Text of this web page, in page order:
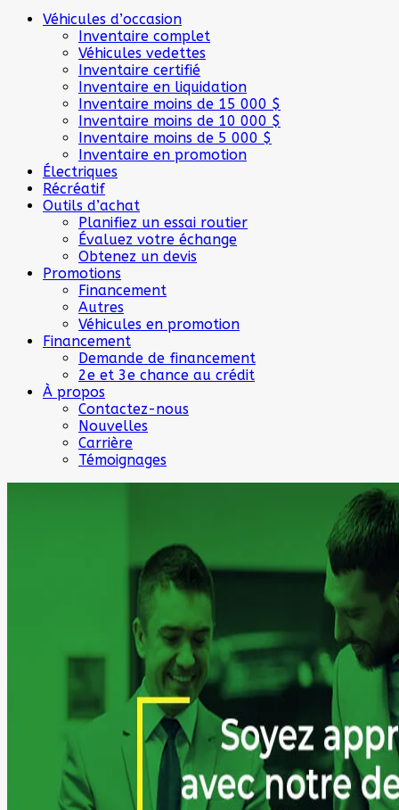
Véhicules d’occasion
Inventaire complet
Véhicules vedettes
Inventaire certifié
Inventaire en liquidation
Inventaire moins de 15 000 $
Inventaire moins de 10 000 $
Inventaire moins de 5 000 $
Inventaire en promotion
Électriques
Récréatif
Outils d’achat
Planifiez un essai routier
Évaluez votre échange
Obtenez un devis
Promotions
Financement
Autres
Véhicules en promotion
Financement
Demande de financement
2e et 3e chance au crédit
À propos
Contactez-nous
Nouvelles
Carrière
Témoignages